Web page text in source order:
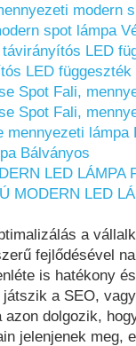
modern
spot lámpa
LED
LED függeszték
Spot Fali,
Spot Fali,
mennyezeti lámpa
Bálványos
LED LÁMPA
MODERN LED
a
fejlődésével
is hatékony
a SEO,
dolgozik,
jelenjenek meg,